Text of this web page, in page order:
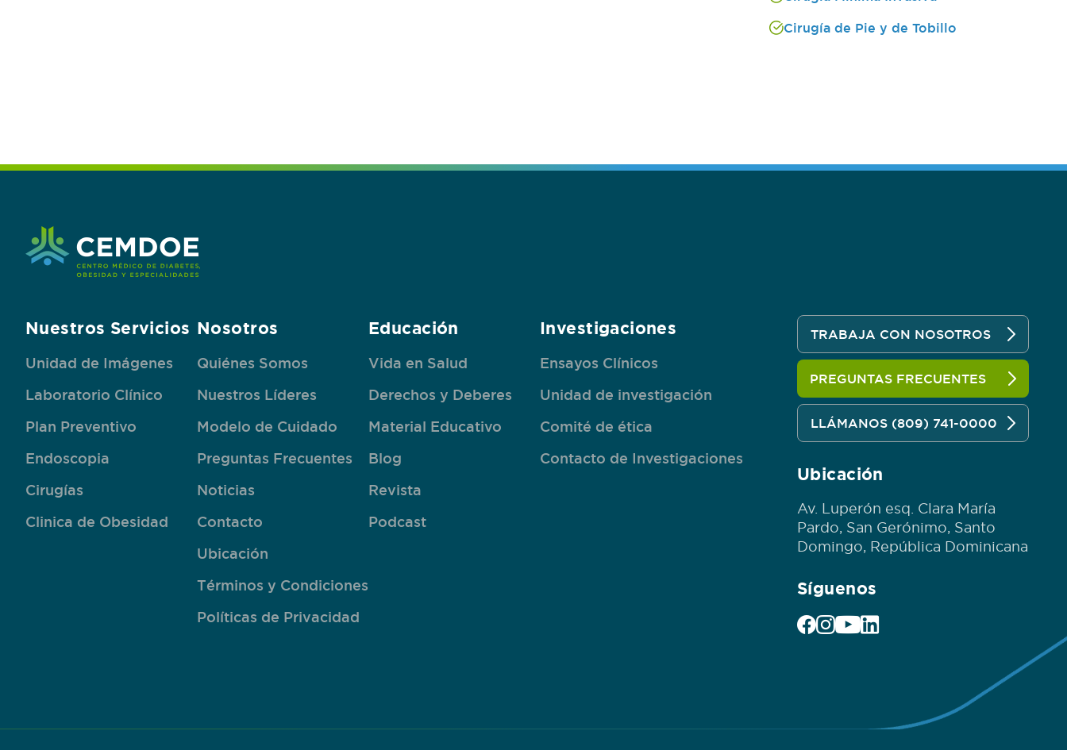
Cirugía de Pie y de Tobillo
Nuestros Servicios
Unidad de Imágenes
Laboratorio Clínico
Plan Preventivo
Endoscopia
Cirugías
Clinica de Obesidad
Nosotros
Quiénes Somos
Nuestros Líderes
Modelo de Cuidado
Preguntas Frecuentes
Noticias
Contacto
Ubicación
Términos y Condiciones
Políticas de Privacidad
Educación
Vida en Salud
Derechos y Deberes
Material Educativo
Blog
Revista
Podcast
Investigaciones
Ensayos Clínicos
Unidad de investigación
Comité de ética
Contacto de Investigaciones
TRABAJA CON NOSOTROS
PREGUNTAS FRECUENTES
LLÁMANOS (809) 741-0000
Ubicación
Av. Luperón esq. Clara María
Pardo, San Gerónimo, Santo
Domingo, República Dominicana
Síguenos